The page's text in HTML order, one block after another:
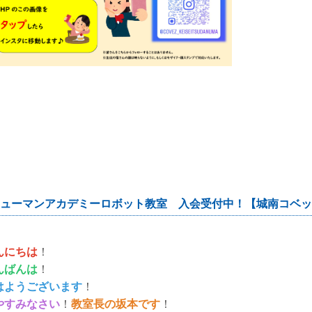
ューマンアカデミーロボット教室 入会受付中！【城南コベ
にちは ！
ばんは ！
ようございます ！
すみなさい ！ 教室長の坂本です ！